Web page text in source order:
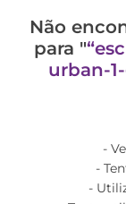
Não
para "
urban-